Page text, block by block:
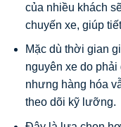
của nhiều khách
chuyến xe, giúp
Mặc dù thời gian
nguyên xe do
nhưng hàng hóa
theo dõi kỹ lưỡng.